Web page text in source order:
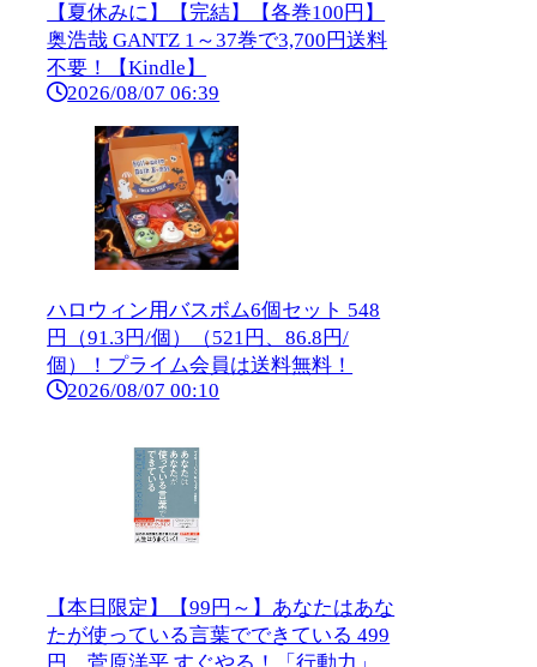
【夏休みに】【完結】【各巻100円】
奥浩哉 GANTZ 1～37巻で3,700円送料
不要！【Kindle】
2026/08/07 06:39
ハロウィン用バスボム6個セット 548
円（91.3円/個）（521円、86.8円/
個）！プライム会員は送料無料！
2026/08/07 00:10
【本日限定】【99円～】あなたはあな
たが使っている言葉でできている 499